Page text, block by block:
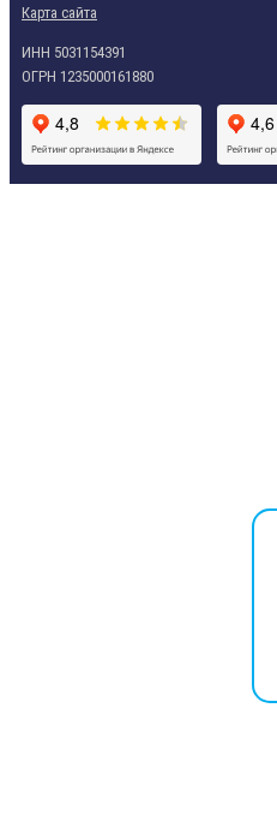
Карта сайта
ИНН 5031154391
ОГРН 1235000161880